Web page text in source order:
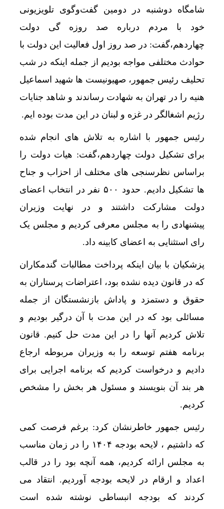
شامگاه دوشنبه در دومین گفت‌وگوی تلویزیونی
خود با مردم درباره صد روزه گی دولت
چهاردهم،گفت: در صد روز اول فعالیت این دولت با
حوادث مختلفی مواجه بودیم از جمله اینکه در شب
تحلیف رئیس جمهور، صهیونیست ها شهید اسماعیل
هنیه را در تهران به شهادت رساندند و شاهد جنایات
رژیم اشغالگر در غزه و لبنان در این مدت بوده ایم.
رئیس جمهور با اشاره به تلاش های انجام شده
برای تشکیل دولت چهاردهم،گفت: هیات دولت را
براساس نظرسنجی های مختلف از احزاب و جناح
ها تشکیل دادیم. حدود ۵۰۰ نفر در انتخاب اعضای
دولت مشارکت داشتند و در نهایت وزیران
پیشنهادی را به مجلس معرفی کردیم و مجلس یک
رای استثنایی به اعضای کابینه داد.
پزشکیان با بیان اینکه پرداخت مطالبات گندمکاران
که در قانون دیده نشده بود، اعتراضات پرستاران به
حقوق و دستمزد و پاداش بازنشستگان از جمله
مسائلی بود که در این مدت با آن درگیر بودیم و
تلاش کردیم آنها را در این مدت حل کنیم. قانون
برنامه هفتم توسعه را به وزیران مربوطه ارجاع
دادیم و درخواست کردیم که برنامه اجرایی برای
هر بند آن بنویسند و مسئول هر بخش را مشخص
کردیم.
رئیس جمهور خاطرنشان کرد: برغم فرصت کمی
که داشتیم ، لایحه بودجه ۱۴۰۴ را در زمان مناسب
به مجلس ارائه کردیم، همه آنچه بود را در قالب
اعداد و ارقام در لایحه بودجه آوردیم. انتقاد می
کردند که بودجه انبساطی نوشته شده است